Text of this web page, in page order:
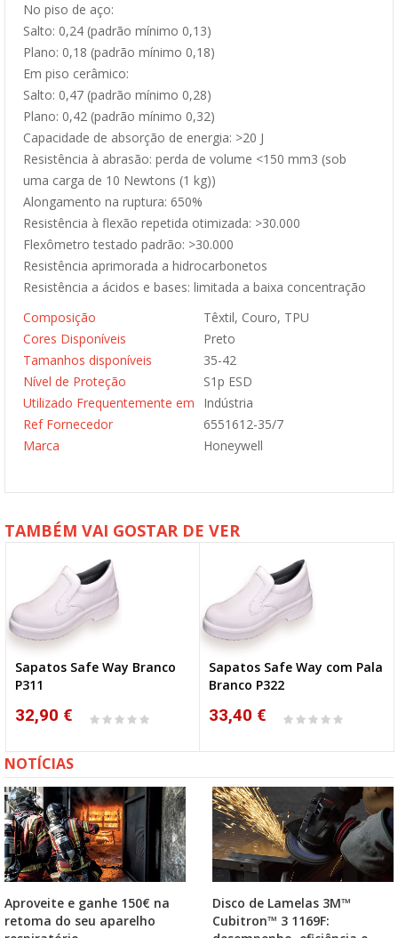
No piso de aço:
Salto: 0,24 (padrão mínimo 0,13)
Plano: 0,18 (padrão mínimo 0,18)
Em piso cerâmico:
Salto: 0,47 (padrão mínimo 0,28)
Plano: 0,42 (padrão mínimo 0,32)
Capacidade de absorção de energia: >20 J
Resistência à abrasão: perda de volume <150 mm3 (sob
uma carga de 10 Newtons (1 kg))
Alongamento na ruptura: 650%
Resistência à flexão repetida otimizada: >30.000
Flexômetro testado padrão: >30.000
Resistência aprimorada a hidrocarbonetos
Resistência a ácidos e bases: limitada a baixa concentração
Composição
Têxtil, Couro, TPU
Cores Disponíveis
Preto
Tamanhos disponíveis
35-42
Nível de Proteção
S1p ESD
Utilizado Frequentemente em
Indústria
Ref Fornecedor
6551612-35/7
Marca
Honeywell
TAMBÉM VAI GOSTAR DE VER
Sapatos Safe Way Branco
P311
32,90 €
Sapatos Safe Way com Pala
Branco P322
33,40 €
NOTÍCIAS
Aproveite e ganhe 150€ na
retoma do seu aparelho
Disco de Lamelas 3M™
Cubitron™ 3 1169F: